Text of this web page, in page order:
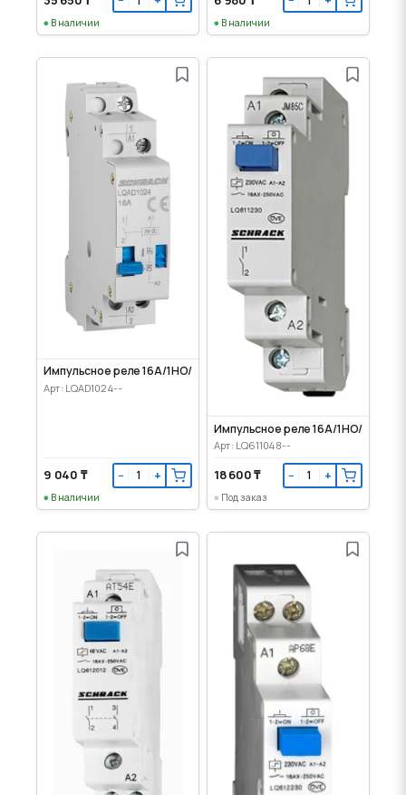
В наличии В наличии
Импульсное реле 16А/1НО/24VDC
Арт: LQAD1024--
9 040 ₸ − +
В наличии
Импульсное реле 16А/1НО/48VAC/
Арт: LQ611048--
18 600 ₸ − +
Под заказ